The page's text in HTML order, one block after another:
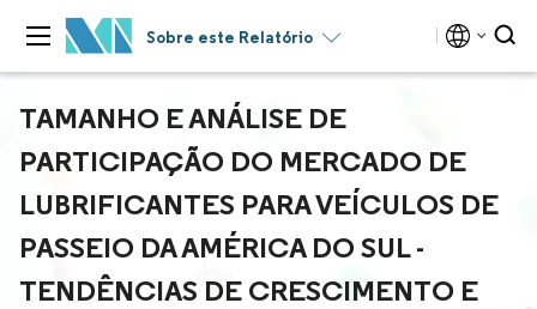
Sobre este Relatório
TAMANHO E ANÁLISE DE
PARTICIPAÇÃO DO MERCADO DE
LUBRIFICANTES PARA VEÍCULOS DE
PASSEIO DA AMÉRICA DO SUL -
TENDÊNCIAS DE CRESCIMENTO E